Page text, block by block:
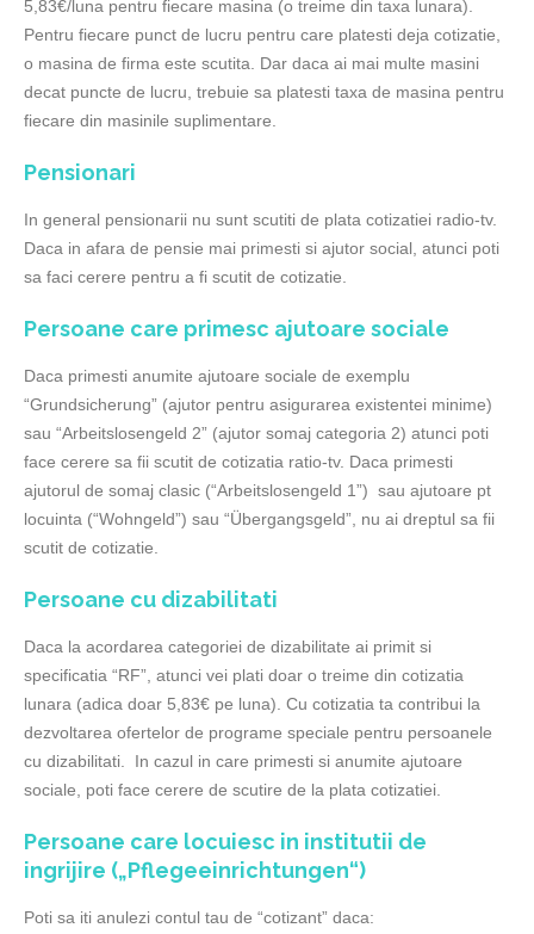
5,83€/luna pentru fiecare masina (o treime din taxa lunara).
Pentru fiecare punct de lucru pentru care platesti deja cotizatie,
o masina de firma este scutita. Dar daca ai mai multe masini
decat puncte de lucru, trebuie sa platesti taxa de masina pentru
fiecare din masinile suplimentare.
Pensionari
In general pensionarii nu sunt scutiti de plata cotizatiei radio-tv.
Daca in afara de pensie mai primesti si ajutor social, atunci poti
sa faci cerere pentru a fi scutit de cotizatie.
Persoane care primesc ajutoare sociale
Daca primesti anumite ajutoare sociale de exemplu
“Grundsicherung” (ajutor pentru asigurarea existentei minime)
sau “Arbeitslosengeld 2” (ajutor somaj categoria 2) atunci poti
face cerere sa fii scutit de cotizatia ratio-tv. Daca primesti
ajutorul de somaj clasic (“Arbeitslosengeld 1”) sau ajutoare pt
locuinta (“Wohngeld”) sau “Übergangsgeld”, nu ai dreptul sa fii
scutit de cotizatie.
Persoane cu dizabilitati
Daca la acordarea categoriei de dizabilitate ai primit si
specificatia “RF”, atunci vei plati doar o treime din cotizatia
lunara (adica doar 5,83€ pe luna). Cu cotizatia ta contribui la
dezvoltarea ofertelor de programe speciale pentru persoanele
cu dizabilitati. In cazul in care primesti si anumite ajutoare
sociale, poti face cerere de scutire de la plata cotizatiei.
Persoane care locuiesc in institutii de
ingrijire („Pflegeeinrichtungen“)
Poti sa iti anulezi contul tau de “cotizant” daca: